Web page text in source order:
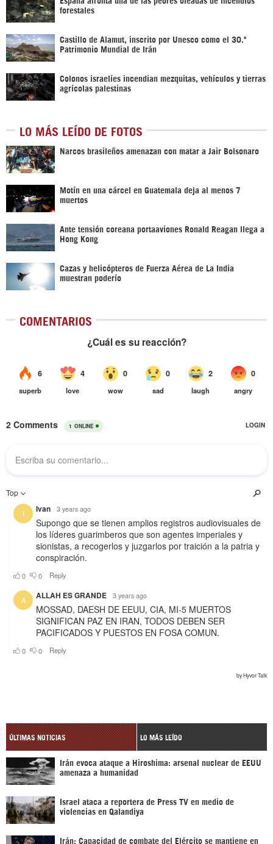
forestales
Castillo de Alamut, inscrito por Unesco como el 30.º
Patrimonio Mundial de Irán
Colonos israelíes incendian mezquitas, vehículos y tierras
agrícolas palestinas
LO MÁS LEÍDO DE FOTOS
Narcos brasileños amenazan con matar a Jair Bolsonaro
Motín en una cárcel en Guatemala deja al menos 7
muertos
Ante tensión coreana portaaviones Ronald Reagan llega a
Hong Kong
Cazas y helicópteros de Fuerza Aérea de La India
muestran poderío
COMENTARIOS
ÚLTIMAS NOTICIAS LO MÁS LEÍDO
Irán evoca ataque a Hiroshima: arsenal nuclear de EEUU
amenaza a humanidad
Israel ataca a reportera de Press TV en medio de
violencias en Qalandiya
Irán: Capacidad de combate del Ejército se mantiene en